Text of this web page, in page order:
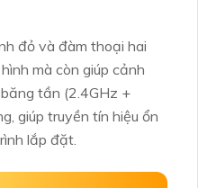
đỏ và đàm thoại hai
mà còn giúp cảnh
tần (2.4GHz +
giúp truyền tín hiệu ổn
lắp đặt.